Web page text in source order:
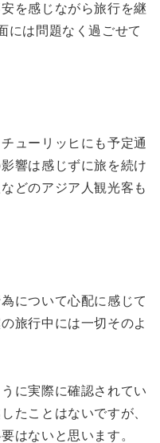
を感じながら旅行を継
には問題なく過ごせて
ューリッヒにも予定通
響は感じずに旅を続け
どのアジア人観光客も
について心配に感じて
旅行中には一切そのよ
に実際に確認されてい
たことはないですが、
はないと思います。